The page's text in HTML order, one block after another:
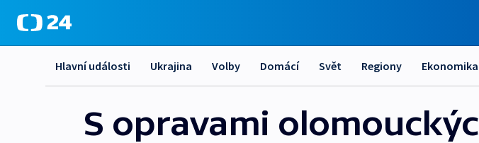
Hlavní události Ukrajina Volby Domácí Svět Regiony Ekonomika
S opravami